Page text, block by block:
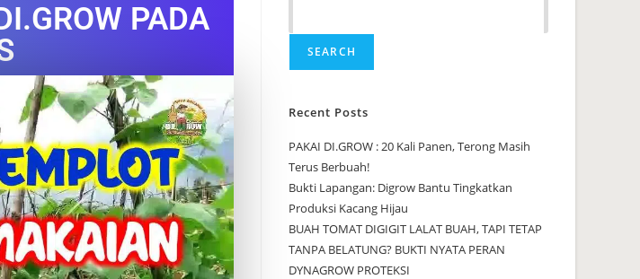
PADA
SEARCH
Recent Posts
PAKAI DI.GROW : 20 Kali Panen, Terong Masih
Terus Berbuah!
Bukti Lapangan: Digrow Bantu Tingkatkan
Produksi Kacang Hijau
BUAH TOMAT DIGIGIT LALAT BUAH, TAPI TETAP
TANPA BELATUNG? BUKTI NYATA PERAN
DYNAGROW PROTEKSI